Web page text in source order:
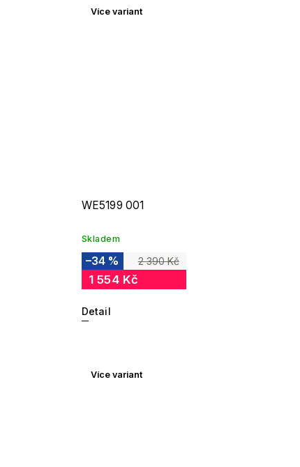
Více variant
WE5199 001
Skladem
2 390 Kč
–34 %
1 554 Kč
Detail
Více variant